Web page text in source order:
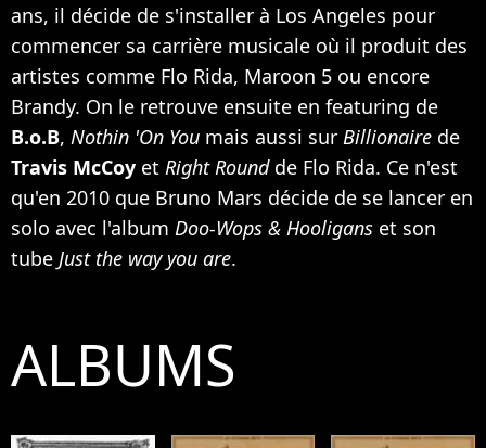
ans, il décide de s'installer à Los Angeles pour
commencer sa carrière musicale où il produit des
artistes comme Flo Rida, Maroon 5 ou encore
Brandy. On le retrouve ensuite en featuring de
B.o.B, Nothin 'On You mais aussi sur Billionaire de
Travis McCoy et Right Round de Flo Rida. Ce n'est
qu'en 2010 que Bruno Mars décide de se lancer en
solo avec l'album Doo-Wops & Hooligans et son
tube Just the way you are.
ALBUMS